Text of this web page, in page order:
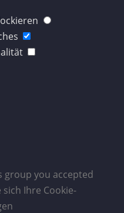
group you accepted
Ihre Cookie-